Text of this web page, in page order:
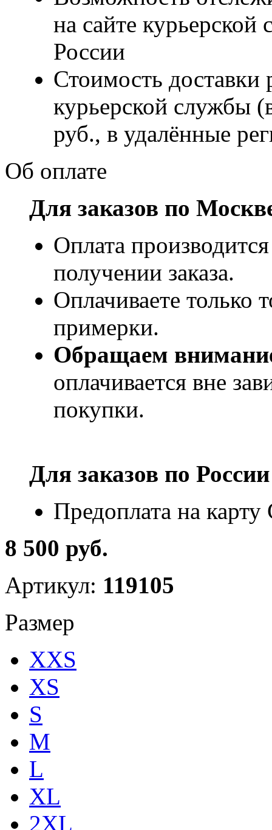
на сайте
России
Стоимость доставки
курьерской службы
руб., в удалённые
Об оплате
Для заказов по
Оплата
получении заказа.
Оплачиваете только
примерки.
Обращаем
оплачивается вне
покупки.
Для заказов по
Предоплата на
8 500 руб.
Артикул: 119105
Размер
XXS
XS
S
M
L
XL
2XL